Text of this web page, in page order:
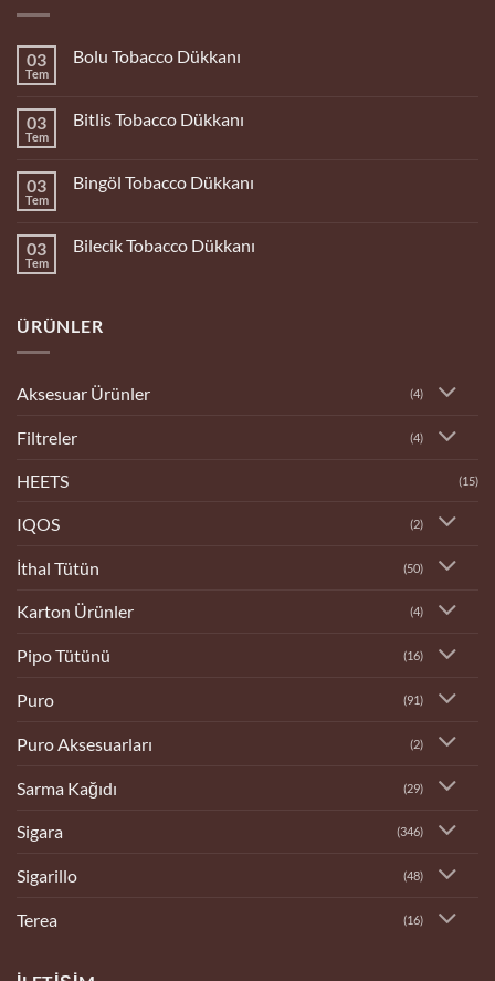
03
Tem
Bolu Tobacco Dükkanı
Tobacco
03
Tem
Bitlis Tobacco Dükkanı
Tobacco
03
Tem
Bingöl Tobacco Dükkanı
Tobacco
03
Tem
Bilecik Tobacco Dükkanı
Dükkanı
ÜRÜNLER
Aksesuar Ürünler (4)
Filtreler (4)
HEETS (15)
IQOS (2)
İthal Tütün (50)
Karton Ürünler (4)
Pipo Tütünü (16)
Puro (91)
Puro Aksesuarları (2)
Sarma Kağıdı (29)
Sigara (346)
Sigarillo (48)
Terea (16)